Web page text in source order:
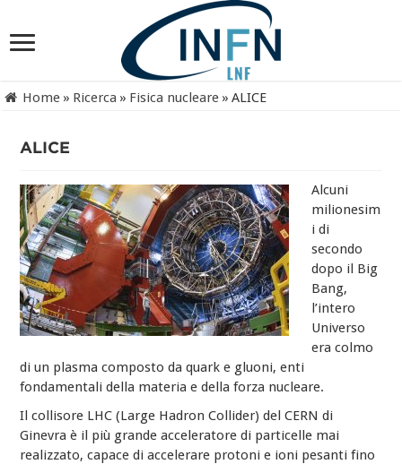
Home » Ricerca » Fisica nucleare » ALICE
ALICE
Alcuni
milionesim
i di
secondo
dopo il Big
Bang,
l’intero
Universo
era colmo
di un plasma composto da quark e gluoni,enti
fondamentali della materia e della forza nucleare.
Il collisore LHC (Large Hadron Collider) del CERN di
Ginevra è il più grande acceleratore di particelle mai
realizzato, capace di accelerare protoni e ioni pesanti fino